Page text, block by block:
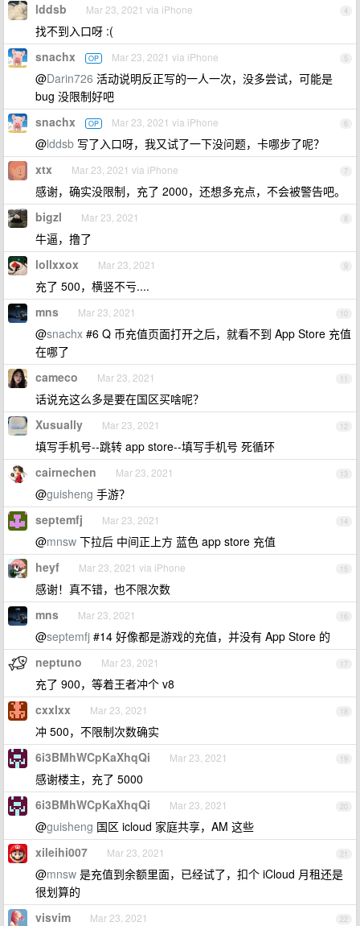
4
lddsb Mar 23, 2021 via iPhone
找不到入口呀 :(
5
snachx OP Mar 23, 2021 via iPhone
@Darin726 活动说明反正写的一人一次，没多尝试，可能是
bug 没限制好吧
6
snachx OP Mar 23, 2021 via iPhone
@lddsb 写了入口呀，我又试了一下没问题，卡哪步了呢？
7
xtx Mar 23, 2021 via iPhone
感谢，确实没限制，充了 2000，还想多充点，不会被警告吧。
8
bigzl Mar 23, 2021
牛逼，撸了
9
lollxxox Mar 23, 2021
充了 500，横竖不亏....
10
mns Mar 23, 2021
@snachx #6 Q 币充值页面打开之后，就看不到 App Store 充值
在哪了
11
cameco Mar 23, 2021
话说充这么多是要在国区买啥呢？
12
Xusually Mar 23, 2021
填写手机号--跳转 app store--填写手机号 死循环
13
cairnechen Mar 23, 2021
@guisheng 手游？
14
septemfj Mar 23, 2021
@mnsw 下拉后 中间正上方 蓝色 app store 充值
15
heyf Mar 23, 2021 via iPhone
感谢！真不错，也不限次数
16
mns Mar 23, 2021
@septemfj #14 好像都是游戏的充值，并没有 App Store 的
17
neptuno Mar 23, 2021
充了 900，等着王者冲个 v8
18
cxxlxx Mar 23, 2021
冲 500，不限制次数确实
19
6i3BMhWCpKaXhqQi Mar 23, 2021
感谢楼主，充了 5000
20
6i3BMhWCpKaXhqQi Mar 23, 2021
@guisheng 国区 icloud 家庭共享，AM 这些
21
xileihi007 Mar 23, 2021
@mnsw 是充值到余额里面，已经试了，扣个 iCloud 月租还是
很划算的
22
visvim Mar 23, 2021